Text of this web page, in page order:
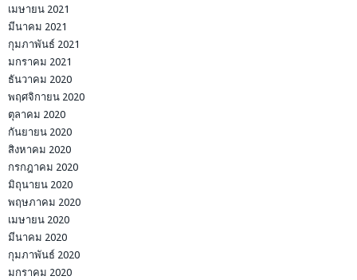
เมษายน 2021
มีนาคม 2021
กุมภาพันธ์ 2021
มกราคม 2021
ธันวาคม 2020
พฤศจิกายน 2020
ตุลาคม 2020
กันยายน 2020
สิงหาคม 2020
กรกฎาคม 2020
มิถุนายน 2020
พฤษภาคม 2020
เมษายน 2020
มีนาคม 2020
กุมภาพันธ์ 2020
มกราคม 2020